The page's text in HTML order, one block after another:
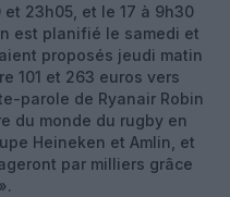
et 23h05, et le 17 à 9h30
est planifié le samedi et
proposés jeudi matin
101 et 263 euros vers
parole de Ryanair Robin
du monde du rugby en
Heineken et Amlin, et
par milliers grâce